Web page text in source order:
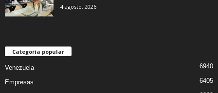
4 agosto, 2026
Categoría popular
Venezuela 6940
Empresas 6405